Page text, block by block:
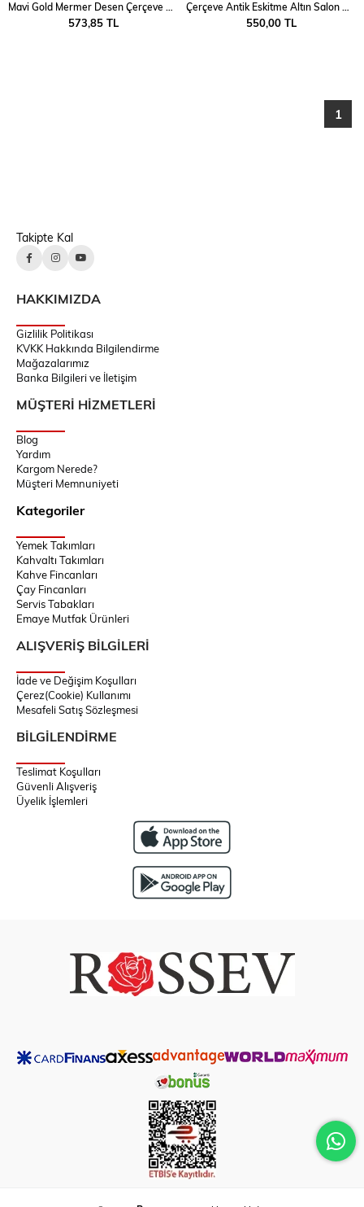
573,85 TL 550,00 TL
1
Takipte Kal
HAKKIMIZDA
Gizlilik Politikası
KVKK Hakkında Bilgilendirme
Mağazalarımız
Banka Bilgileri ve İletişim
MÜŞTERİ HİZMETLERİ
Blog
Yardım
Kargom Nerede?
Müşteri Memnuniyeti
Kategoriler
Yemek Takımları
Kahvaltı Takımları
Kahve Fincanları
Çay Fincanları
Servis Tabakları
Emaye Mutfak Ürünleri
ALIŞVERİŞ BİLGİLERİ
İade ve Değişim Koşulları
Çerez(Cookie) Kullanımı
Mesafeli Satış Sözleşmesi
BİLGİLENDİRME
Teslimat Koşulları
Güvenli Alışveriş
Üyelik İşlemleri